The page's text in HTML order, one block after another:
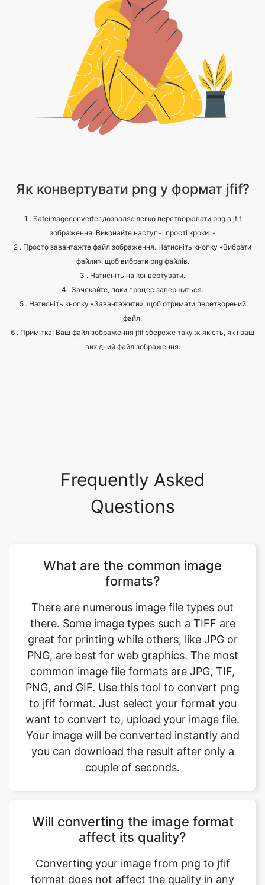
Як конвертувати png у формат jfif?
2 . Просто завантажте файл зображення. Натисніть кнопку «Вибрати
3 . Натисніть на конвертувати.
4 . Зачекайте, поки процес завершиться.
5 . Натисніть кнопку «Завантажити», щоб отримати перетворений
файл.
6 . Примітка: Ваш файл зображення jfif збереже таку ж якість, як і ваш
вихідний файл зображення.
What are the common image
there. Some image types such a TIFF are
great for printing while others, like JPG or
PNG, are best for web graphics. The most
common image file formats are JPG, TIF,
PNG, and GIF. Use this tool to convert png
to jfif format. Just select your format you
want to convert to, upload your image file.
Your image will be converted instantly and
you can download the result after only a
couple of seconds.
Will converting the image format
format does not affect the quality in any
way. The fromat will have the same quality
as it did in the original file. Convert your
images with perfect quality, size, and